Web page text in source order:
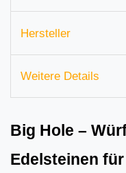
Hersteller
Weitere Details
Big Hole –
Edelsteinen